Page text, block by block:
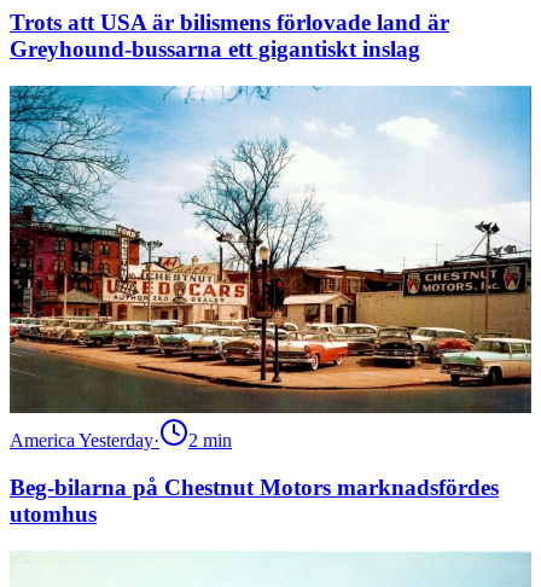
Trots att USA är bilismens förlovade land är
Greyhound-bussarna ett gigantiskt inslag
America Yesterday· 2 min
Beg-bilarna på Chestnut Motors marknadsfördes
utomhus